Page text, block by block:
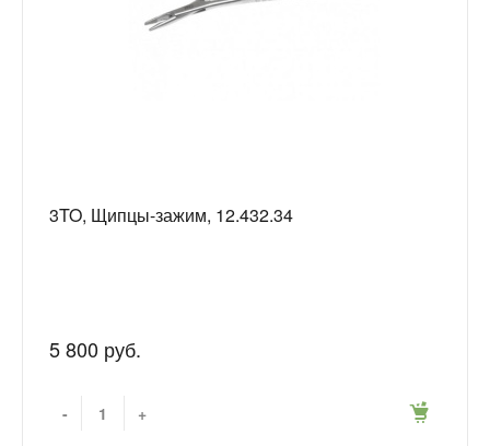
3TO, Щипцы-зажим, 12.432.34
5 800 руб.
- +